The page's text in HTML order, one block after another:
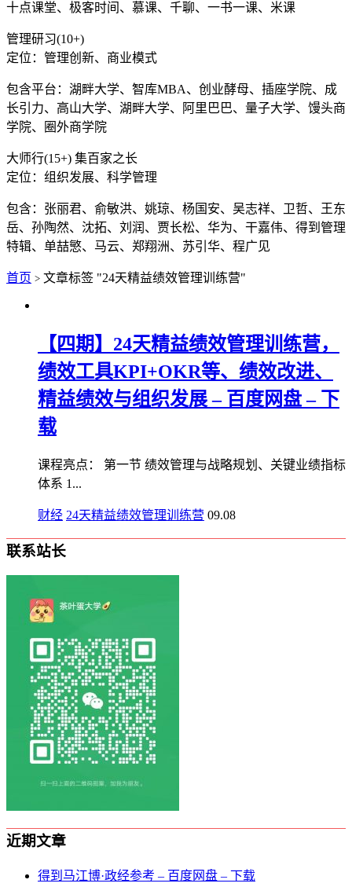
十点课堂、极客时间、慕课、千聊、一书一课、米课
管理研习(10+)
定位：管理创新、商业模式
包含平台：湖畔大学、智库MBA、创业酵母、插座学院、成
长引力、高山大学、湖畔大学、阿里巴巴、量子大学、馒头商
学院、圈外商学院
大师行(15+) 集百家之长
定位：组织发展、科学管理
包含：张丽君、俞敏洪、姚琼、杨国安、吴志祥、卫哲、王东
岳、孙陶然、沈拓、刘润、贾长松、华为、干嘉伟、得到管理
特辑、单喆慜、马云、郑翔洲、苏引华、程广见
首页 > 文章标签 "24天精益绩效管理训练营"
【四期】24天精益绩效管理训练营，
绩效工具KPI+OKR等、绩效改进、
精益绩效与组织发展 – 百度网盘 – 下
载
课程亮点： 第一节 绩效管理与战略规划、关键业绩指标
体系 1...
财经 24天精益绩效管理训练营 09.08
联系站长
近期文章
得到马江博·政经参考 – 百度网盘 – 下载